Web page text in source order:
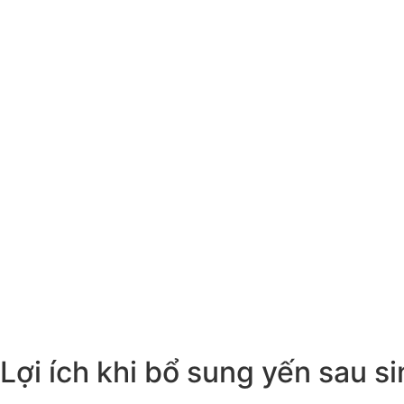
Lợi ích khi bổ sung yến sau